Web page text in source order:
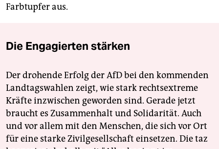
Farbtupfer aus.
Die Engagierten stärken
Der drohende Erfolg der AfD bei den kommenden
Landtagswahlen zeigt, wie stark rechtsextreme
Kräfte inzwischen geworden sind. Gerade jetzt
braucht es Zusammenhalt und Solidarität. Auch
und vor allem mit den Menschen, die sich vor Ort
für eine starke Zivilgesellschaft einsetzen. Die taz